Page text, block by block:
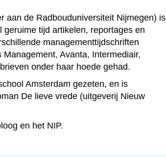
aan de Radbouduniversiteit Nijmegen) is
tijd artikelen, reportages en
managementtijdschriften
Avanta, Intermediair,
onder haar hoede gehad.
Amsterdam gezeten, en is
De lieve vrede (uitgeverij Nieuw
en het NIP.